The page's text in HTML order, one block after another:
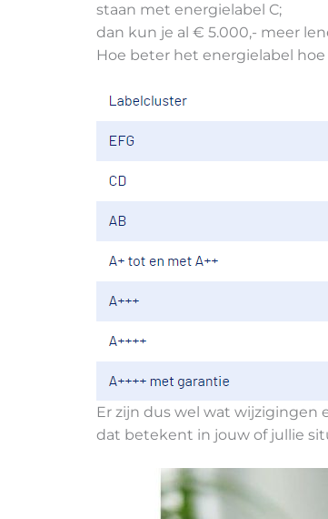
staan met energielabel C;
dan kun je al € 5.000,- meer
Hoe beter het energielabel
Er zijn dus wel wat
dat betekent in jouw of jullie